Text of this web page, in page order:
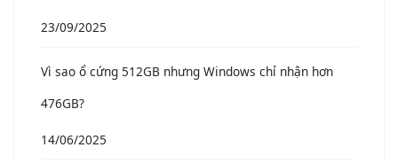
23/09/2025
Vì sao ổ cứng 512GB nhưng Windows chỉ nhận hơn
476GB?
14/06/2025